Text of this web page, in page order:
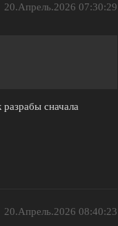
20.Апрель.2026 07:30:29
сначала
20.Апрель.2026 08:40:23